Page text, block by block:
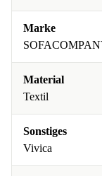
Marke
Material
Textil
Sonstiges
Vivica